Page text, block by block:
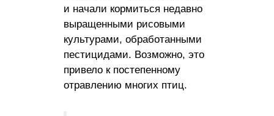
и начали кормиться недавно
выращенными рисовыми
культурами, обработанными
пестицидами. Возможно, это
привело к постепенному
отравлению многих птиц.